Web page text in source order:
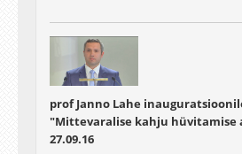
prof Janno Lahe
"Mittevaralise kahju hüvitamise
27.09.16